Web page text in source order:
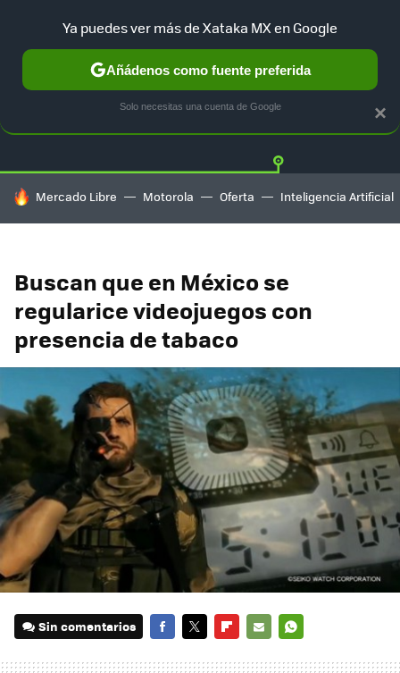
Twitter
HOY SE HABLA DE
Mercado Libre Motorola Oferta Inteligencia Artificial
Buscan que en México se
regularice videojuegos con
presencia de tabaco
Sin comentarios
×
Ya puedes ver más de Xataka MX en Google
Añádenos como fuente preferida
Solo necesitas una cuenta de Google